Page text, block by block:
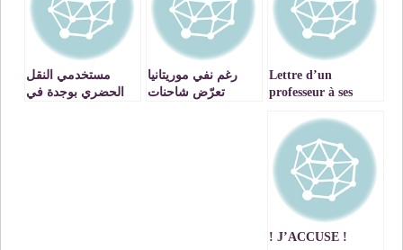
Lettre d’un
professeur à ses
رغم نفي موريتانيا
تعرّض شاحنات
مستخدمي النقل
الحضري بوجدة في
! J’ACCUSE !